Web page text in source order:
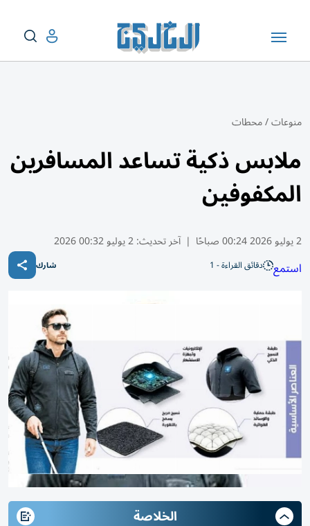
منوعات/محطات
ملابس ذكية تساعد المسافرين
المكفوفين
2 يوليو 2026 00:24 صباحًا | آخر تحديث:2 يوليو 00:32 2026
استمع دقائق القراءة - 1 شارك
الخلاصة